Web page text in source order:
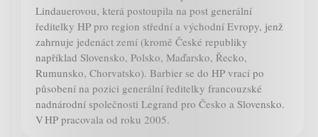
Lindauerovou, která postoupila na post generální
ředitelky HP pro region střední a východní Evropy, jenž
zahrnuje jedenáct zemí (kromě České republiky
například Slovensko, Polsko, Maďarsko, Řecko,
Rumunsko, Chorvatsko). Barbier se do HP vrací po
působení na pozici generální ředitelky francouzské
nadnárodní společnosti Legrand pro Česko a Slovensko.
V HP pracovala od roku 2005.